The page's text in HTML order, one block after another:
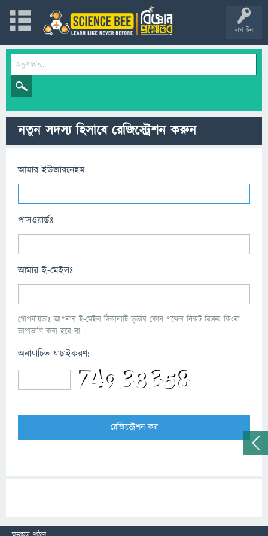
লগ ইন
নতুন সদস্য হিসাবে রেজিস্ট্রেশন করুন
আমার ইউজারনেইম
পাসওয়ার্ডঃ
আমার ই-মেইলঃ
গোপনীয়তাঃ আপনার ই-মেইল ঠিকানাটি তৃতীয় কোন পক্ষের নিকট বিক্রয় কিংবা
ভাগাভাগি করা হবে না ।
অনাযাচিত যাচাইকরণ: